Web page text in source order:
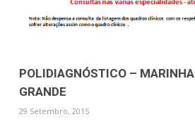
POLIDIAGNÓSTICO – MARINHA
GRANDE
29 Setembro, 2015